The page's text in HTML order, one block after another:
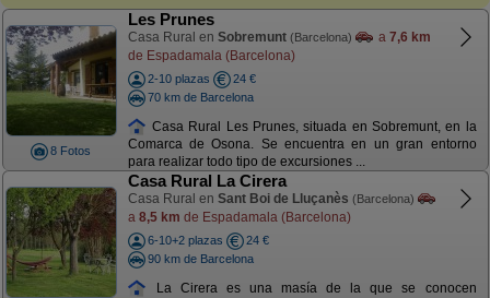
8 Fotos
Les Prunes
Casa Rural en Sobremunt (Barcelona) a 7,6 km
de Espadamala (Barcelona)
2-10 plazas
24 €
70 km de Barcelona
Casa Rural Les Prunes, situada en Sobremunt, en la
Comarca de Osona. Se encuentra en un gran entorno
para realizar todo tipo de excursiones ...
Casa Rural La Cirera
Casa Rural en Sant Boi de Lluçanès (Barcelona)
a 8,5 km de Espadamala (Barcelona)
6-10+2 plazas
24 €
90 km de Barcelona
La Cirera es una masía de la que se conocen